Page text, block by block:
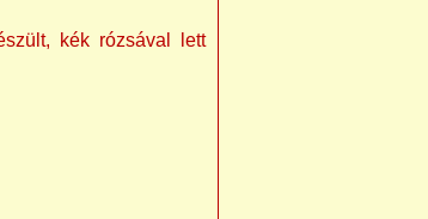
kék rózsával lett